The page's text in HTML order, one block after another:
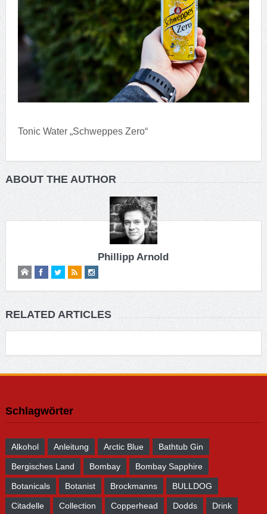
Tonic Water „Schweppes Zero“
ABOUT THE AUTHOR
Phillipp Arnold
RELATED ARTICLES
Schlagwörter
Alkohol Anleitung Arctic Blue Bathtub Gin
Bergisches Land Bombay Bombay Sapphire
Botanicals Botanist Brockmanns BULLDOG
Citadelle Collection Copperhead Dodds Drink